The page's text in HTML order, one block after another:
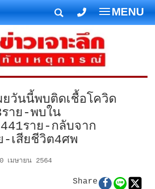
T
o
g
g
l
e
n
a
i
MENU
วันนี้พบติดเชื้อโควิด
าย-พบใน
ราย-กลับจาก
เสียชีวิต4ศพ
เมษายน 2564
Share